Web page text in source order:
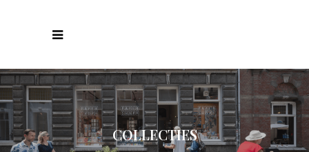
COLLECTIES